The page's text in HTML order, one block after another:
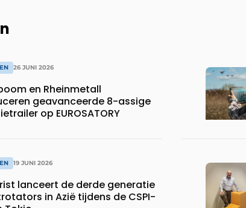
26 JUNI 2026
en Rheinmetall
geavanceerde 8-assige
op EUROSATORY
19 JUNI 2026
lanceert de derde generatie
in Azië tijdens de CSPI-